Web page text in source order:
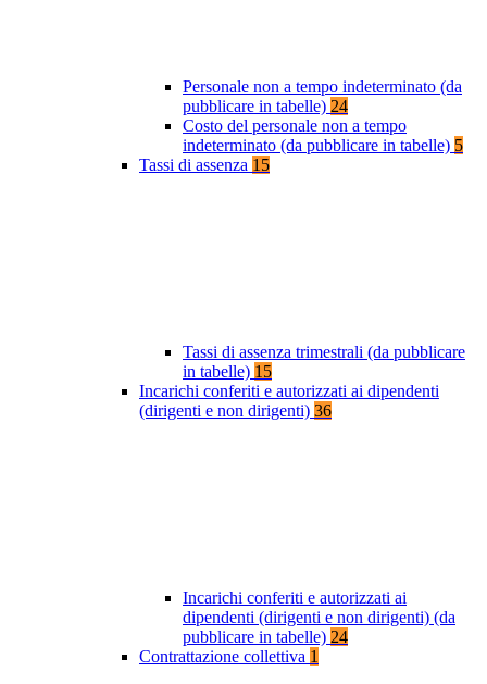
Personale non a tempo indeterminato (da
pubblicare in tabelle) 24
Costo del personale non a tempo
indeterminato (da pubblicare in tabelle) 5
Tassi di assenza 15
Tassi di assenza trimestrali (da pubblicare
in tabelle) 15
Incarichi conferiti e autorizzati ai dipendenti
(dirigenti e non dirigenti) 36
Incarichi conferiti e autorizzati ai
dipendenti (dirigenti e non dirigenti) (da
pubblicare in tabelle) 24
Contrattazione collettiva 1